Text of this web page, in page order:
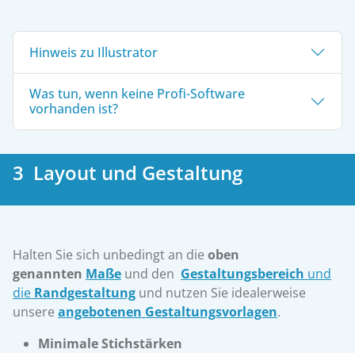
Hinweis zu Illustrator
Was tun, wenn keine Profi-Software
vorhanden ist?
3 Layout und Gestaltung
Halten Sie sich unbedingt an die oben
genannten Maße und den Gestaltungsbereich und
die Randgestaltung und nutzen Sie idealerweise
unsere angebotenen Gestaltungsvorlagen.
Minimale Stichstärken